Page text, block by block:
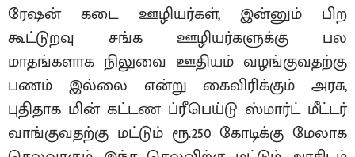
ரேஷன் கடை ஊழியர்கள், இன்னும் பிற
கூட்டுறவு சங்க ஊழியர்களுக்கு பல
மாதங்களாக நிலுவை ஊதியம் வழங்குவதற்கு
பணம் இல்லை என்று கைவிரிக்கும் அரசு,
புதிதாக மின் கட்டண ப்ரீபெய்டு ஸ்மார்ட் மீட்டர்
வாங்குவதற்கு மட்டும் ரூ.250 கோடிக்கு மேலாக